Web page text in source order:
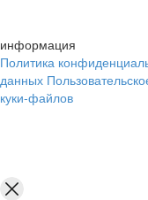
информация
Политика
данных
куки-файлов